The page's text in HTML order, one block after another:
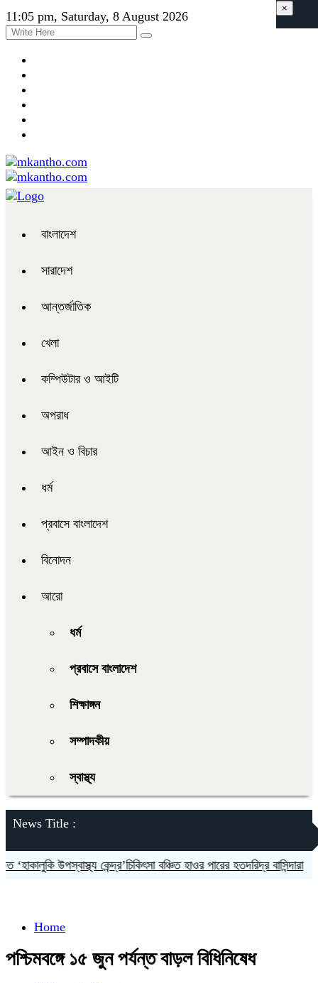
11:05 pm, Saturday, 8 August 2026
বাংলাদেশ
সারাদেশ
আন্তর্জাতিক
খেলা
কম্পিউটার ও আইটি
অপরাধ
আইন ও বিচার
ধর্ম
প্রবাসে বাংলাদেশ
বিনোদন
আরো
ধর্ম
প্রবাসে বাংলাদেশ
শিক্ষাঙ্গন
সম্পাদকীয়
স্বাস্থ্য
News Title :
উপস্বাস্থ্য কেন্দ্র’চিকিৎসা বঞ্চিত হাওর পারের হতদরিদ্র বাসিন্দারা
×
Home
পশ্চিমবঙ্গে ১৫ জুন পর্যন্ত বাড়ল বিধিনিষেধ